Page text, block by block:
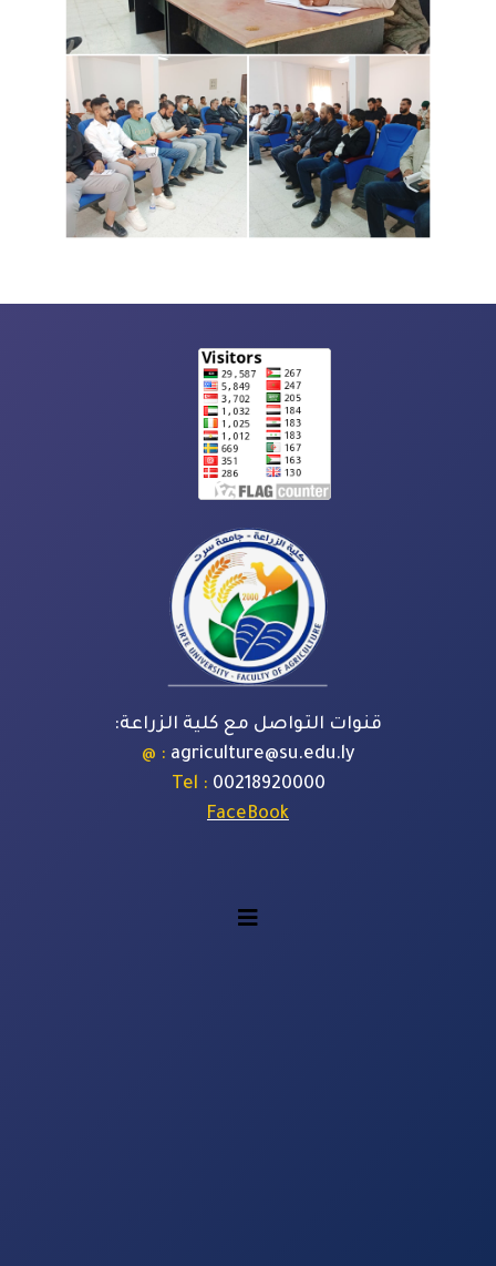
قنوات التواصل مع كلية الزراعة:
agriculture@su.edu.ly
: @
00218920000
: Tel
FaceBook